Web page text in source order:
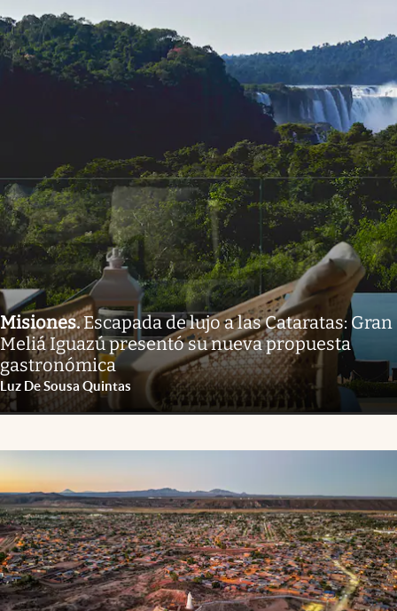
Misiones.Escapada de lujo a las Cataratas: Gran
Meliá Iguazú presentó su nueva propuesta
gastronómica
Luz De Sousa Quintas